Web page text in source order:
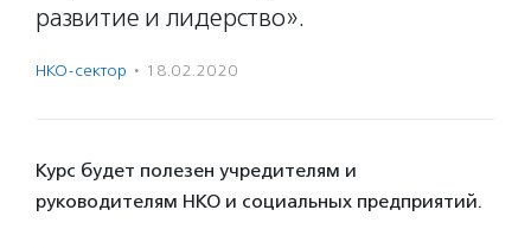
развитие и лидерство».
НКО-сектор · 18.02.2020
Курс будет полезен учредителям и
руководителям НКО и социальных предприятий.